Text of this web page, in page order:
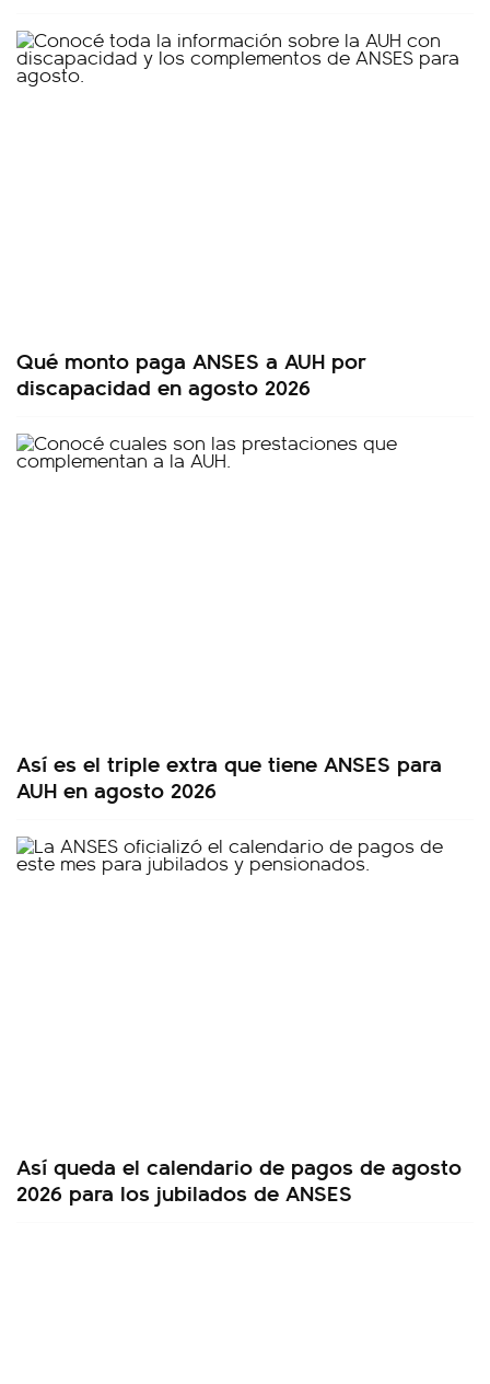
Qué monto paga ANSES a AUH por
discapacidad en agosto 2026
Así es el triple extra que tiene ANSES para
AUH en agosto 2026
Así queda el calendario de pagos de agosto
2026 para los jubilados de ANSES